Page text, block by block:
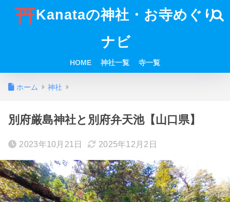
Kanataの神社・お寺めぐり
ナビ
HOME 神社一覧 寺一覧
ホーム 神社
別府厳島神社と別府弁天池【山口県】
2023年10月21日 2025年12月2日